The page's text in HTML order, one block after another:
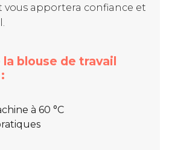
apportera confiance et
blouse de travail
à 60 °C